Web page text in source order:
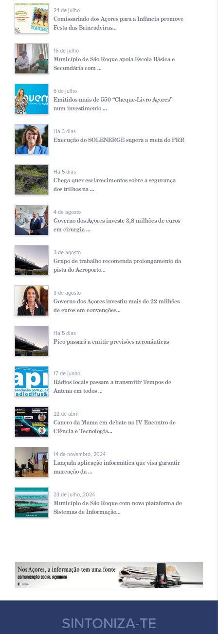
24 de julho
Comissariado dos Açores para a Infância promove
Festa das Brincadeiras...
16 de julho
Município de São Roque apoia Escola Básica e
Secundária com ...
6 de julho
Emitidos mais de 550 “Cheque-Livro Açores”
num investimento ...
Há 3 dias
Execução do SOLENERGE supera a meta do PRR
Há 5 dias
Chega quer esclarecimentos sobre a segurança
dos trilhos na ...
4 de agosto
Governo dos Açores investe 3,8 milhões de euros
em cirurgia ...
3 de agosto
Grupo de trabalho recomenda prolongamento da
pista do Aeroporto...
3 de agosto
Governo dos Açores investiu mais de 22 milhões
de euros em convenções...
Há 5 dias
Pico passará a emitir previsões aeronáuticas
17 de junho
Rádios locais passam a transmitir Tempos de
Antena em todos ...
22 de abril
Cancro da Mama em debate no IV Encontro de
Ciência e Tecnologia...
14 de novembro, 2024
Lançada aplicação informática que visa garantir
marcação da ...
23 de julho, 2024
Município de São Roque com nova plataforma de
Sistemas de Informação...
SINTONIZA-TE